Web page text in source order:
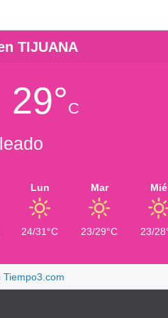
TIJUANA
29°C
Lun
24/31°C
Mar
23/29°C
Mié
23/
Tiempo3.com